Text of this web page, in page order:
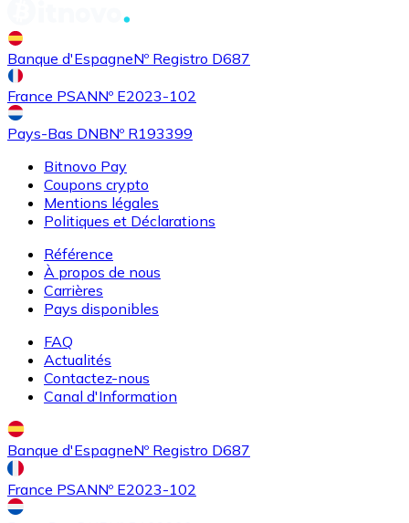
AcheterShiba Inuavec virement bancaire
SHIB
AcheterUniswap
UNI
Acheter
Banque d'EspagneNº Registro D687
France PSANNº E2023-102
Pays-Bas DNBNº R193399
Bitnovo Pay
Coupons crypto
Mentions légales
Politiques et Déclarations
Référence
À propos de nous
Carrières
Pays disponibles
FAQ
Actualités
Contactez-nous
Canal d'Information
Banque d'EspagneNº Registro D687
France PSANNº E2023-102